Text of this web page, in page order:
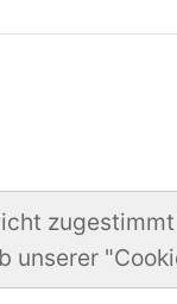
unserer